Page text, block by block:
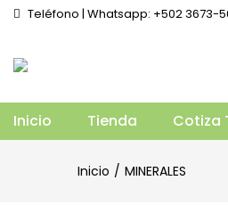
Teléfono | Whatsapp: +502 3673-
Inicio Tienda Cotiza
Inicio MINERALES
SELENIO